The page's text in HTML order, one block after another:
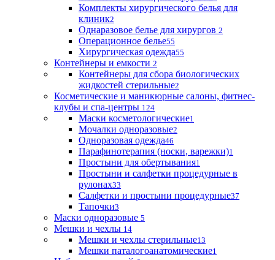
Комплекты хирургического белья для
клиник2
Однаразовое белье для хирургов 2
Операционное белье55
Хирургическая одежда55
Контейнеры и емкости 2
Контейнеры для сбора биологических
жидкостей стерильные2
Косметические и маникюрные салоны, фитнес-
клубы и спа-центры 124
Маски косметологические1
Мочалки одноразовые2
Одноразовая одежда46
Парафинотерапия (носки, варежки)1
Простыни для обертывания1
Простыни и салфетки процедурные в
рулонах33
Салфетки и простыни процедурные37
Тапочки3
Маски одноразовые 5
Мешки и чехлы 14
Мешки и чехлы стерильные13
Мешки паталогоанатомические1